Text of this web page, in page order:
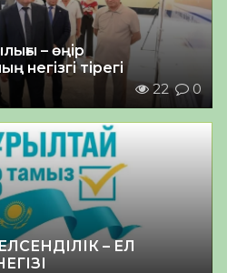
– өңір
негізгі тірегі
22 0
– ЕЛ